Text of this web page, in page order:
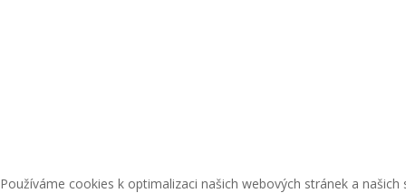
Používáme cookies k optimalizaci našich webových stránek a našich